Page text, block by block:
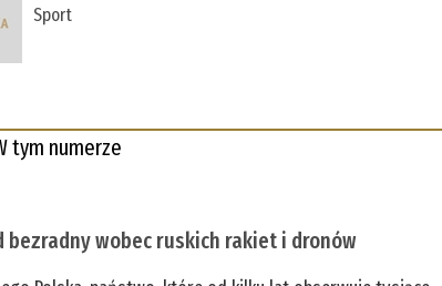
Sport
tym numerze
bezradny wobec ruskich rakiet i dronów